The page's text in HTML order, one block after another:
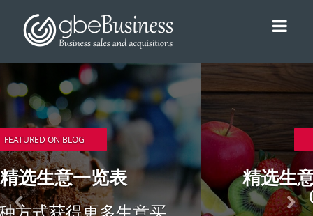
精选生意买卖：25/11/2019-
01/12/2019